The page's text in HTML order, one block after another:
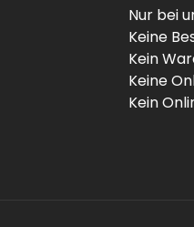
Nur bei
Keine
Kein
Keine
Kein